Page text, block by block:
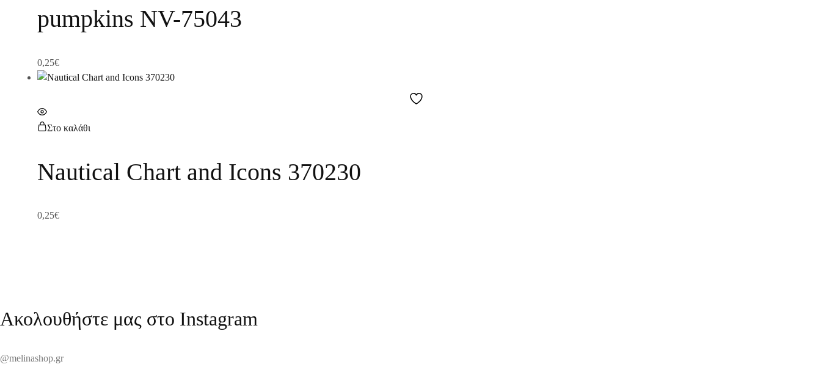
pumpkins NV-75043
0,25€
Στο καλάθι
Nautical Chart and Icons 370230
0,25€
Ακολουθήστε μας στο Instagram
@melinashop.gr